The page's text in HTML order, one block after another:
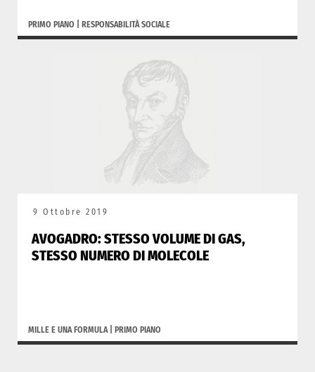
PRIMO PIANO RESPONSABILITÀ SOCIALE
9 Ottobre 2019
AVOGADRO: STESSO VOLUME DI GAS,
STESSO NUMERO DI MOLECOLE
MILLE E UNA FORMULA| PRIMO PIANO